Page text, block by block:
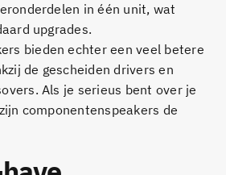
in één unit, wat
upgrades.
bieden echter een veel betere
de gescheiden drivers en
Als je serieus bent over je
componentenspeakers de